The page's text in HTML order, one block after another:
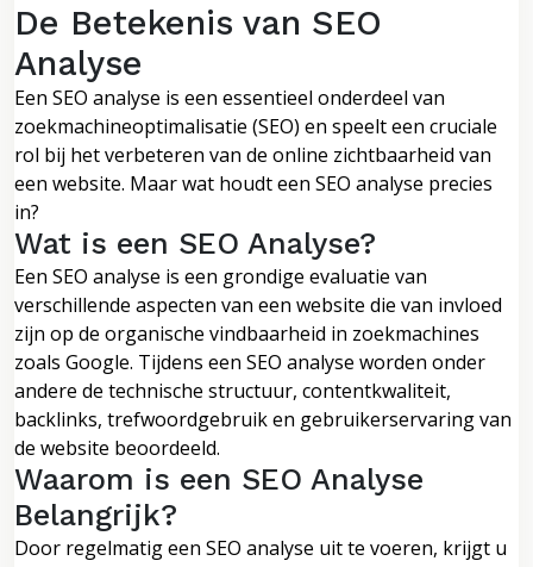
De Betekenis van SEO
Analyse
Een SEO analyse is een essentieel onderdeel van
zoekmachineoptimalisatie (SEO) en speelt een cruciale
rol bij het verbeteren van de online zichtbaarheid van
een website. Maar wat houdt een SEO analyse precies
in?
Wat is een SEO Analyse?
Een SEO analyse is een grondige evaluatie van
verschillende aspecten van een website die van invloed
zijn op de organische vindbaarheid in zoekmachines
zoals Google. Tijdens een SEO analyse worden onder
andere de technische structuur, contentkwaliteit,
backlinks, trefwoordgebruik en gebruikerservaring van
de website beoordeeld.
Waarom is een SEO Analyse
Belangrijk?
Door regelmatig een SEO analyse uit te voeren, krijgt u